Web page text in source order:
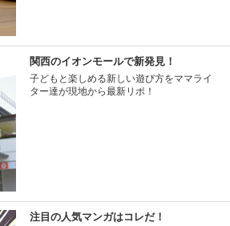
関西のイオンモールで新発見！
子どもと楽しめる新しい遊び方をママライ
ター達が現地から最新リポ！
注目の人気マンガはコレだ！